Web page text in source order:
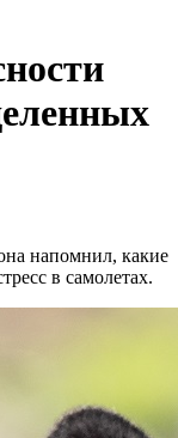
напомнил, какие
в самолетах.